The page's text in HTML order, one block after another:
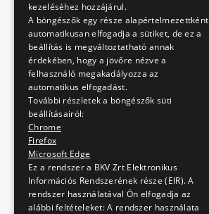
kezeléséhez hozzájárul.
A böngészők egy része alapértelmezettként
automatikusan elfogadja a sütiket, de ez a
beállítás is megváltoztatható annak
érdekében, hogy a jövőre nézve a
felhasználó megakadályozza az
automatikus elfogadást.
További részletek a böngészők süti
beállításairól:
Chrome
Firefox
Microsoft Edge
Ez a rendszer a BKV Zrt Elektronikus
Információs Rendszerének része (EIR). A
rendszer használatával Ön elfogadja az
alábbi feltételeket: A rendszer használata